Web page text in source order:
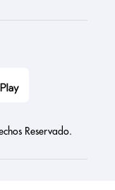
Reservado.